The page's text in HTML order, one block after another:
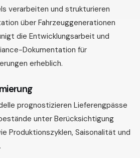
verarbeiten und strukturieren
über Fahrzeuggenerationen
die Entwicklungsarbeit und
Dokumentation für
erheblich.
prognostizieren Lieferengpässe
unter Berücksichtigung
Produktionszyklen, Saisonalität und